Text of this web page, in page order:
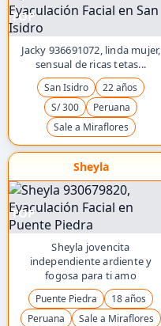
TOP
Jacky 936691072, linda mujer,
sensual de ricas tetas...
San Isidro
22 años
S/ 300
Peruana
Sale a Miraflores
Sheyla
TOP
Sheyla jovencita
independiente ardiente y
fogosa para ti amo
Puente Piedra
18 años
Peruana
Sale a Miraflores